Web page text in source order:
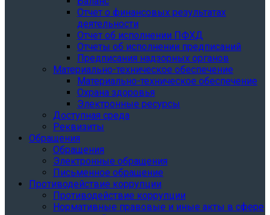
Отчет о финансовых результатах
деятельности
Отчет об исполнении ПФХД
Отчеты об исполнении предписаний
Предписания надзорных органов
Материально-техническое обеспечение
Материально-техническое обеспечение
Охрана здоровья
Электронные ресурсы
Доступная среда
Реквизиты
Обращения
Обращения
Электронные обращения
Письменное обращение
Противодействие коррупции
Противодействие коррупции
Нормативные правовые и иные акты в сфере